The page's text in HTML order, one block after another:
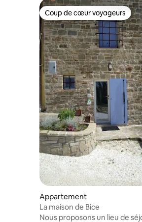
Coup de cœur voyageurs
Coup de cœur voyageurs
Appartement
La maison de Bice
Nous proposons un lieu de